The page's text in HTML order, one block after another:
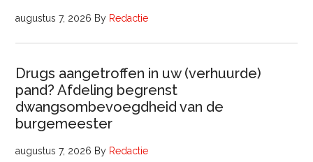
augustus 7, 2026 By Redactie
Drugs aangetroffen in uw (verhuurde)
pand? Afdeling begrenst
dwangsombevoegdheid van de
burgemeester
augustus 7, 2026 By Redactie